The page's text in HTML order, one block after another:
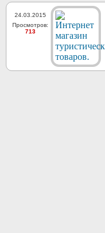
24.03.2015
Просмотров:
713